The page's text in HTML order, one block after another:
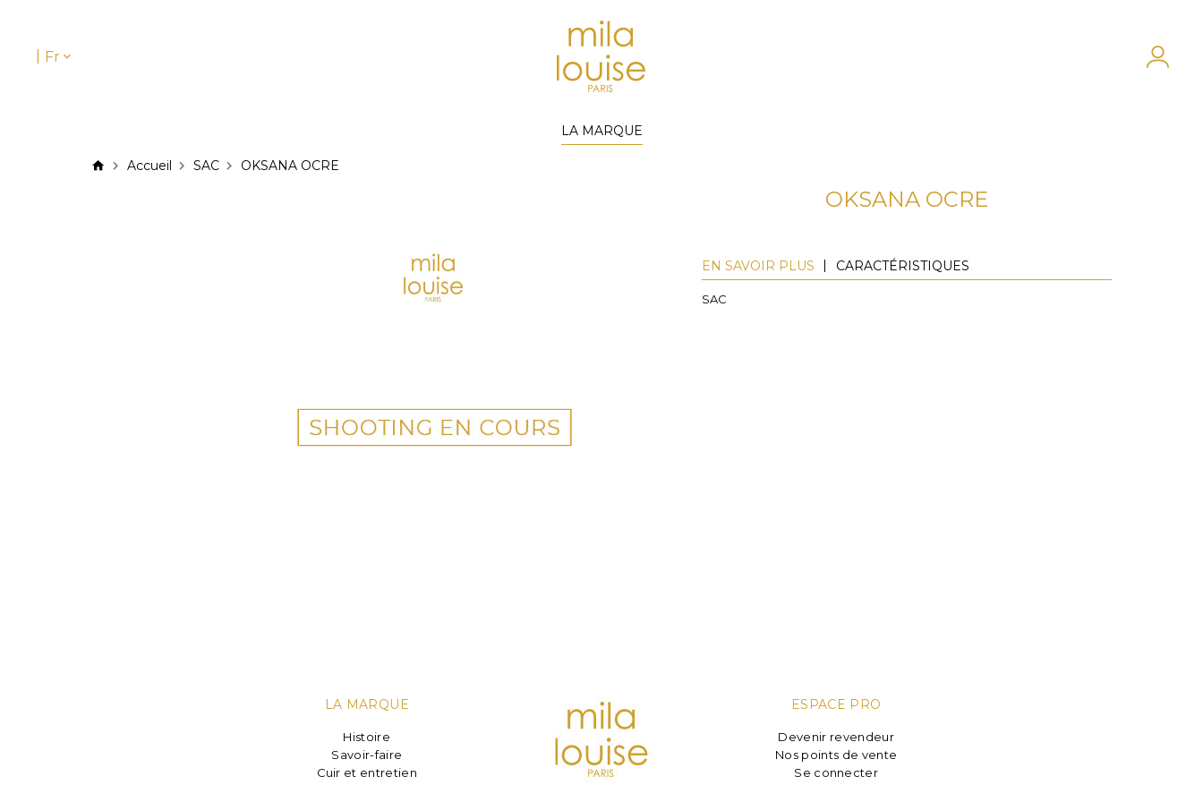
Fr
LA MARQUE
Accueil SAC OKSANA OCRE
OKSANA OCRE
EN SAVOIR PLUS CARACTÉRISTIQUES
SAC
LA MARQUE
Histoire
Savoir-faire
Cuir et entretien
ESPACE PRO
Devenir revendeur
Nos points de vente
Se connecter